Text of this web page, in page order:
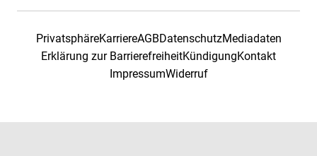
PrivatsphäreKarriereAGBDatenschutzMediadaten
Erklärung zur BarrierefreiheitKündigungKontakt
ImpressumWiderruf